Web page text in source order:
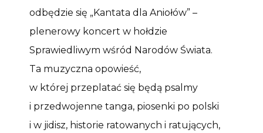
odbędzie się „Kantata dla Aniołów” –
plenerowy koncert w hołdzie
Sprawiedliwym wśród Narodów Świata.
Ta muzyczna opowieść,
w której przeplatać się będą psalmy
i przedwojenne tanga, piosenki po polski
i w jidisz, historie ratowanych i ratujących,